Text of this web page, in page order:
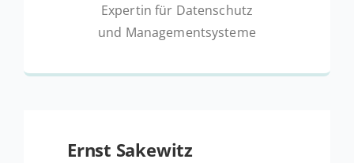
Expertin für Datenschutz
und Managementsysteme
Ernst Sa­ke­witz